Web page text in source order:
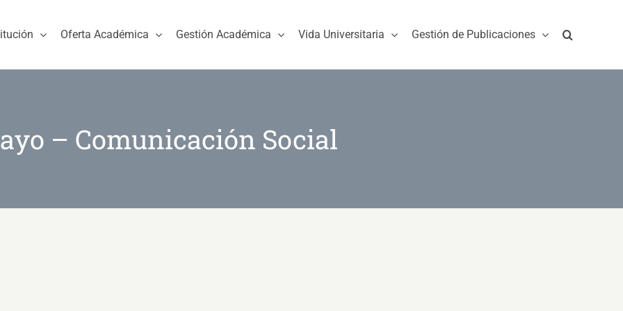
Oferta Académica Gestión Académica Vida Universitaria Gestión de Publicaciones
– Comunicación Social